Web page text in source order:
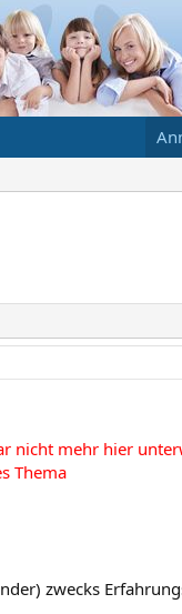
nicht mehr hier
Thema
zwecks